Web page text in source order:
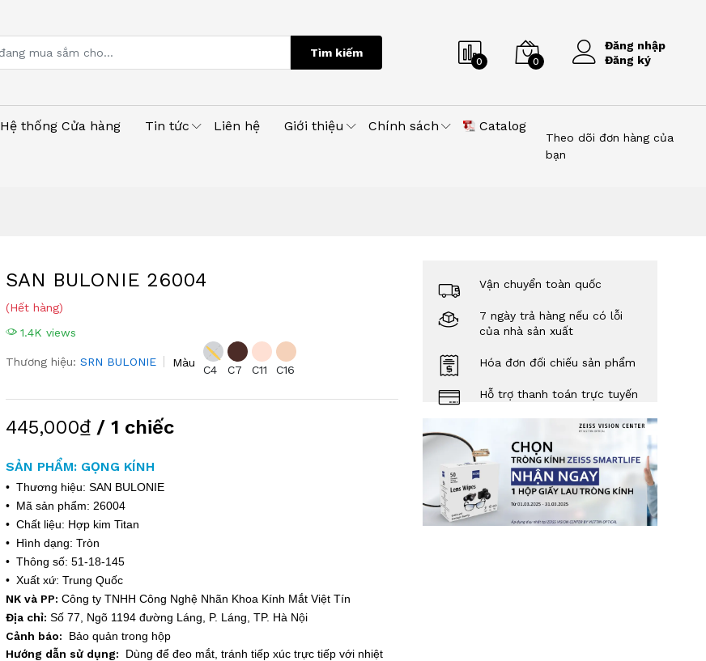
Tìm kiếm
0 0
Đăng nhập
Đăng ký
Hệ thống Cửa hàng Tin tức Liên hệ Giới thiệu Chính sách Catalog
Theo dõi đơn hàng của
bạn
SAN BULONIE 26004
(Hết hàng)
1.4K views
Thương hiệu: SRN BULONIE Màu
C4 C7 C11 C16
445,000₫/ 1 chiếc
SẢN PHẨM: GỌNG KÍNH
• Thương hiệu: SAN BULONIE
• Mã sản phẩm: 26004
• Chất liệu: Hợp kim Titan
• Hình dạng: Tròn
• Thông số: 51-18-145
• Xuất xứ: Trung Quốc
NK và PP: Công ty TNHH Công Nghệ Nhãn Khoa Kính Mắt Việt Tín
Địa chỉ: Số 77, Ngõ 1194 đường Láng, P. Láng, TP. Hà Nội
Cảnh báo: Bảo quản trong hộp
Hướng dẫn sử dụng: Dùng để đeo mắt, tránh tiếp xúc trực tiếp với nhiệt
Vận chuyển toàn quốc
7 ngày trả hàng nếu có lỗi
của nhà sản xuất
Hóa đơn đối chiếu sản phẩm
Hỗ trợ thanh toán trực tuyến